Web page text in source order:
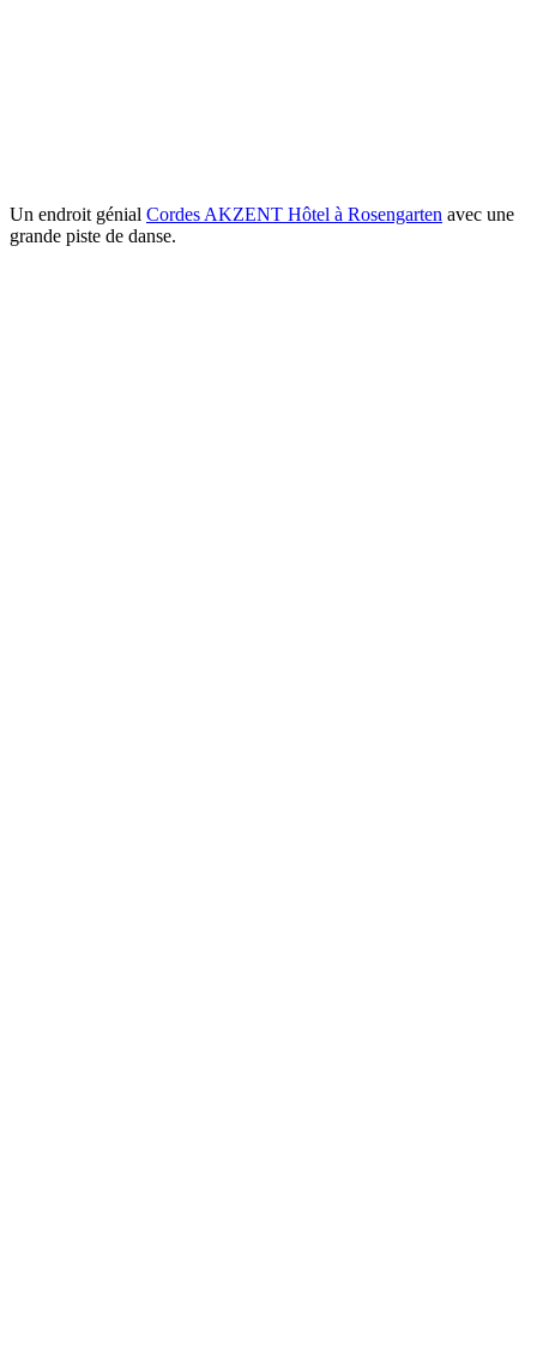
Un endroit génial Cordes AKZENT Hôtel à Rosengarten avec une
grande piste de danse.